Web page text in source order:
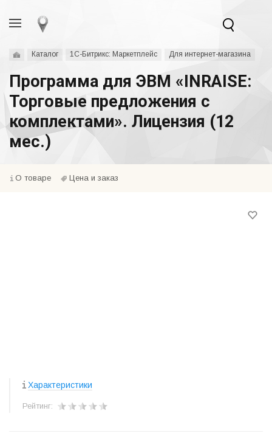
Каталог 1С-Битрикс: Маркетплейс Для интернет-магазина
Программа для ЭВМ «INRAISE:
Торговые предложения с
комплектами». Лицензия (12
мес.)
О товаре Цена и заказ
Характеристики
Рейтинг: